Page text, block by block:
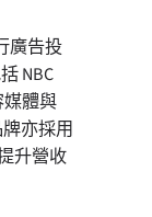
廣告投
NBC
媒體與
亦採用
升營收